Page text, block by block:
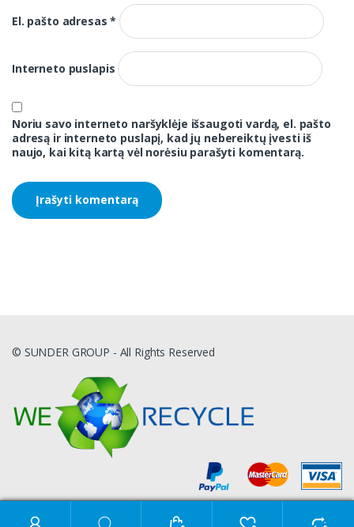
El. pašto adresas*
Interneto puslapis
Noriu savo interneto naršyklėje išsaugoti vardą, el. pašto
adresą ir interneto puslapį, kad jų nebereiktų įvesti iš
naujo, kai kitą kartą vėl norėsiu parašyti komentarą.
© SUNDER GROUP - All Rights Reserved
Ieškoti: